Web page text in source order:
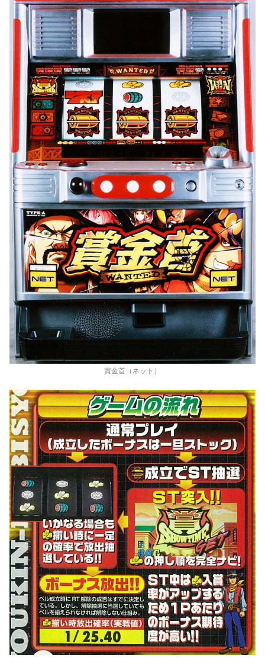
賞金首（ネット）